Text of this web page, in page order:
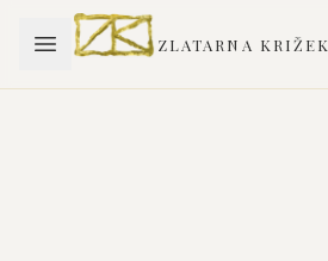
ZLATARNA KRIŽEK